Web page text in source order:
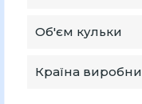
Об'єм кульки
Країна